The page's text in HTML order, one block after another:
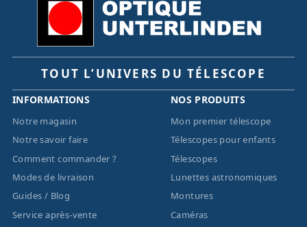
TOUT L’UNIVERS DU TÉLESCOPE
INFORMATIONS
Notre magasin
Notre savoir faire
Comment commander ?
Modes de livraison
Guides / Blog
Service après-vente
NOS PRODUITS
Mon premier télescope
Télescopes pour enfants
Télescopes
Lunettes astronomiques
Montures
Caméras